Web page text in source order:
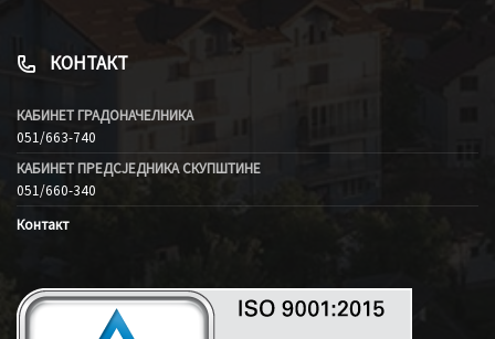
КОНТАКТ
КАБИНЕТ ГРАДОНАЧЕЛНИКА
051/663-740
КАБИНЕТ ПРЕДСЈЕДНИКА СКУПШТИНЕ
051/660-340
Контакт